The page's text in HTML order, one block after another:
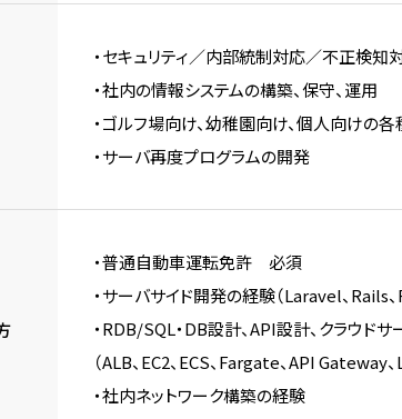
・セキュリティ／内部統制対応／不正検知
・社内の情報システムの構築、保守、運用
・ゴルフ場向け、幼稚園向け、個人向けの
・サーバ再度プログラムの開発
・普通自動車運転免許 必須
・サーバサイド開発の経験（Laravel、Rails
・RDB/SQL・DB設計、API設計、クラウド
（ALB、EC2、ECS、Fargate、API
・社内ネットワーク構築の経験